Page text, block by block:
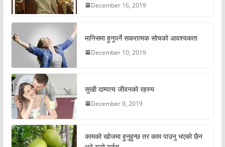
December 16, 2019
मानिसमा हुनुपर्ने सकरात्मक सोचको आवश्यकता
December 10, 2019
सुखी दाम्पत्य जीवनको रहस्य
December 9, 2019
कामको खोजमा हुनुहुन्छ तर काम पाउनु भएको छैन